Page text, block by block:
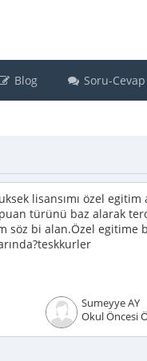
Blog Soru-Cevap
lisansımı özel egitim
türünü baz alarak
söz bi alan.Özel egitime
Sumeyye AY
Okul Öncesi